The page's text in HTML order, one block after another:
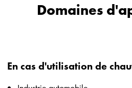
Domaines
En cas d'utilisation de